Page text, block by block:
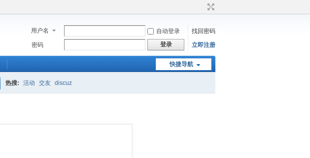
用户名 自动登录
找回密码
密码
登录 立即注册
快捷导航
热搜: 活动 交友 discuz